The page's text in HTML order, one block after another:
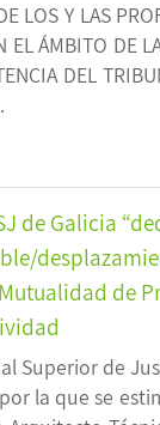
LOS Y LAS
EL ÁMBITO DE
DEL
de Galicia
de
Superior de
la que se